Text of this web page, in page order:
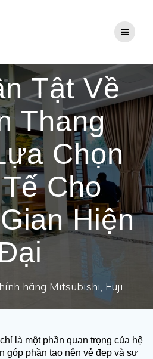
Tật Về
Thang
Chọn
Cho
Hiện
hãng Mitsubishi, Fuji
là một phần quan trọng của hệ
góp phần tạo nên vẻ đẹp và sự